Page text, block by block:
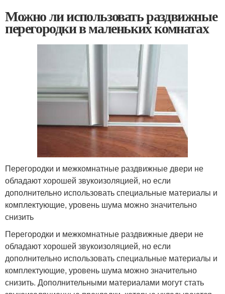
Можно ли использовать раздвижные
перегородки в маленьких комнатах
Перегородки и межкомнатные раздвижные двери не
обладают хорошей звукоизоляцией, но если
дополнительно использовать специальные материалы и
комплектующие, уровень шума можно значительно
снизить
Перегородки и межкомнатные раздвижные двери не
обладают хорошей звукоизоляцией, но если
дополнительно использовать специальные материалы и
комплектующие, уровень шума можно значительно
снизить. Дополнительными материалами могут стать